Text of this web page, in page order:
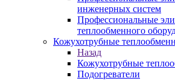
инженерных систем
Профессиональные
теплообменного
Кожухотрубные
Назад
Кожухотрубные
Подогреватели